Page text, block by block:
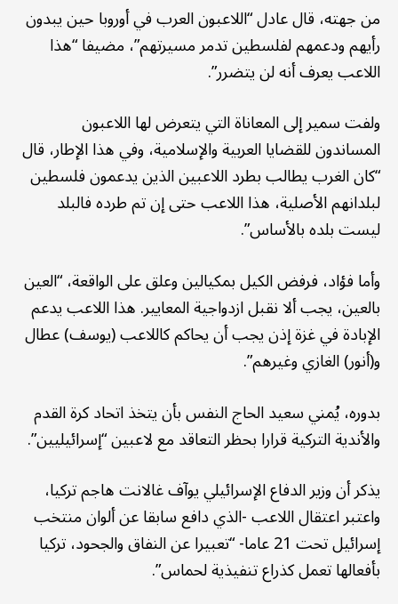
من جهته، قال عادل “اللاعبون العرب في أوروبا حين يبدون
رأيهم ودعمهم لفلسطين تدمر مسيرتهم”، مضيفا “هذا
اللاعب يعرف أنه لن يتضرر”.
ولفت سمير إلى المعاناة التي يتعرض لها اللاعبون
المساندون للقضايا العربية والإسلامية، وفي هذا الإطار، قال
“كان الغرب يطالب بطرد اللاعبين الذين يدعمون فلسطين
لبلدانهم الأصلية، هذا اللاعب حتى إن تم طرده فالبلد
ليست بلده بالأساس”.
وأما فؤاد، فرفض الكيل بمكيالين وعلق على الواقعة، “العين
بالعين، يجب ألا نقبل ازدواجية المعايير. هذا اللاعب يدعم
الإبادة في غزة إذن يجب أن يحاكم كاللاعب (يوسف) عطال
و(أنور) الغازي وغيرهم”.
بدوره، يُمني سعيد الحاج النفس بأن يتخذ اتحاد كرة القدم
والأندية التركية قرارا بحظر التعاقد مع لاعبين “إسرائيليين”.
يذكر أن وزير الدفاع الإسرائيلي يوآف غالانت هاجم تركيا،
واعتبر اعتقال اللاعب -الذي دافع سابقا عن ألوان منتخب
إسرائيل تحت 21 عاما- “تعبيرا عن النفاق والجحود، تركيا
بأفعالها تعمل كذراع تنفيذية لحماس”.